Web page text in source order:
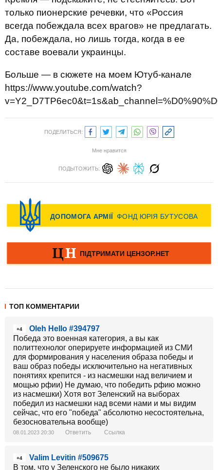
только пионерские речевки, что «Россия
всегда побеждала всех врагов» не предлагать.
Да, побеждала, но лишь тогда, когда в ее
составе воевали украинцы.
Больше — в сюжете на моем Ютуб-канале
https://www.youtube.com/watch?
ПОДЕЛИТЬСЯ:
Мне нравится
ПОДЫТОЖИТЬ:
ТОП КОММЕНТАРИИ
+4
Oleh Hello #394797
Победа это военная категория, а вы как
политтехнолог оперируете информацией из СМИ
для формирования у населения образа победы и
ваш образ победы исключительно на негативных
понятиях крепится - из насмешки над величием и
мощью рфии) Не думаю, что победить рфию можно
из насмешки) Хотя вот Зеленский на выборах
победил из насмешки над всеми нами и мы видим
сейчас, что его "победа" абсолютно несостоятельна,
безосновательна вообще)
08.01.2023 20:30 Ответить Ссылка
+4
Valim Levitin #509675
В том, что у Зеленского не было никаких